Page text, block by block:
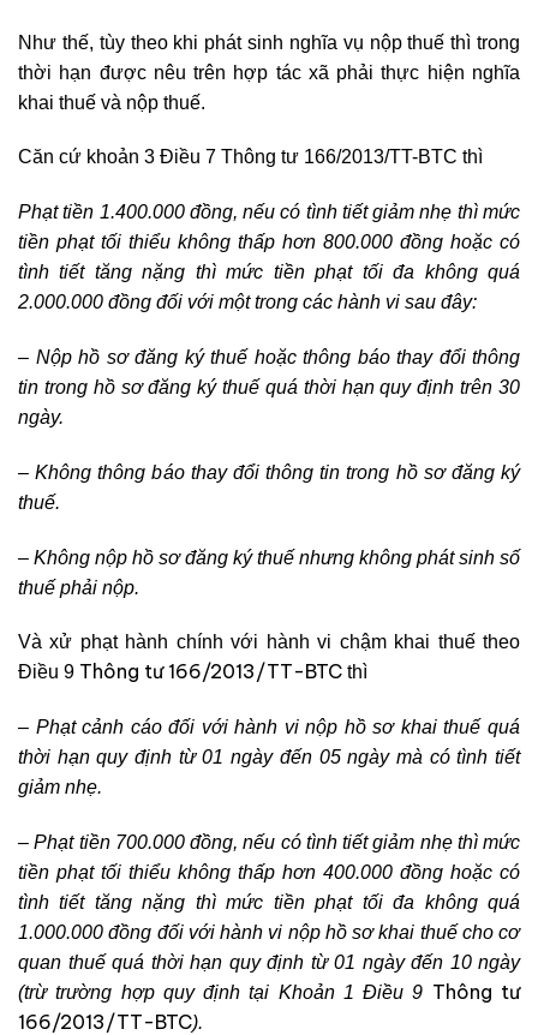
Như thế, tùy theo khi phát sinh nghĩa vụ nộp thuế thì trong
thời hạn được nêu trên hợp tác xã phải thực hiện nghĩa
khai thuế và nộp thuế.
Căn cứ khoản 3 Điều 7 Thông tư 166/2013/TT-BTC thì
Phạt tiền 1.400.000 đồng, nếu có tình tiết giảm nhẹ thì mức
tiền phạt tối thiểu không thấp hơn 800.000 đồng hoặc có
tình tiết tăng nặng thì mức tiền phạt tối đa không quá
2.000.000 đồng đối với một trong các hành vi sau đây:
– Nộp hồ sơ đăng ký thuế hoặc thông báo thay đổi thông
tin trong hồ sơ đăng ký thuế quá thời hạn quy định trên 30
ngày.
– Không thông báo thay đổi thông tin trong hồ sơ đăng ký
thuế.
– Không nộp hồ sơ đăng ký thuế nhưng không phát sinh số
thuế phải nộp.
Và xử phạt hành chính với hành vi chậm khai thuế theo
Điều 9 Thông tư 166/2013/TT-BTC thì
– Phạt cảnh cáo đối với hành vi nộp hồ sơ khai thuế quá
thời hạn quy định từ 01 ngày đến 05 ngày mà có tình tiết
giảm nhẹ.
– Phạt tiền 700.000 đồng, nếu có tình tiết giảm nhẹ thì mức
tiền phạt tối thiểu không thấp hơn 400.000 đồng hoặc có
tình tiết tăng nặng thì mức tiền phạt tối đa không quá
1.000.000 đồng đối với hành vi nộp hồ sơ khai thuế cho cơ
quan thuế quá thời hạn quy định từ 01 ngày đến 10 ngày
(trừ trường hợp quy định tại Khoản 1 Điều 9 Thông tư
166/2013/TT-BTC).